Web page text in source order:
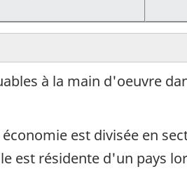
à la main d'oeuvre
est divisée en
est résidente d'un pays